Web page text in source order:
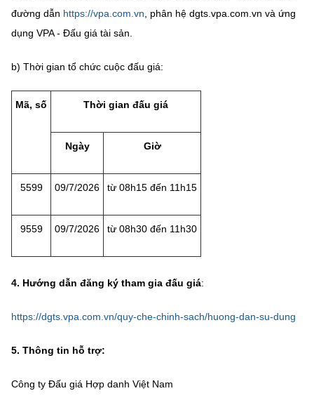
website này)
đường dẫn https://vpa.com.vn , phân hệ dgts.vpa.com.vn và ứng
dụng VPA - Đấu giá tài sản.
b) Thời gian tổ chức cuộc đấu giá:
Mã, số Thời gian đấu giá
Ngày Giờ
5599 09/7/2026 từ 08h15 đến 11h15
9559 09/7/2026 từ 08h30 đến 11h30
4. Hướng dẫn đăng ký tham gia đấu giá:
https://dgts.vpa.com.vn/quy-che-chinh-sach/huong-dan-su-dung
5. Thông tin hỗ trợ:
Công ty Đấu giá Hợp danh Việt Nam